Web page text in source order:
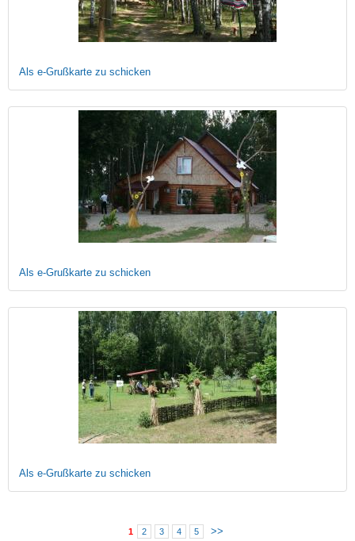
Als e-Grußkarte zu schicken
Als e-Grußkarte zu schicken
Als e-Grußkarte zu schicken
1 2 3 4 5 >>